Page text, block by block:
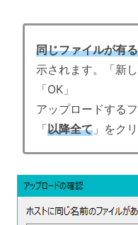
同じファイルが有
示されます。「新
「OK」
アップロードする
「以降全て 」をク